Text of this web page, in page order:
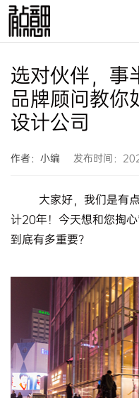
选对伙伴，事
品牌顾问教你
设计公司
作者：小编 发布时间：
大家好，我们是有点
计20年！今天想和您掏
到底有多重要？